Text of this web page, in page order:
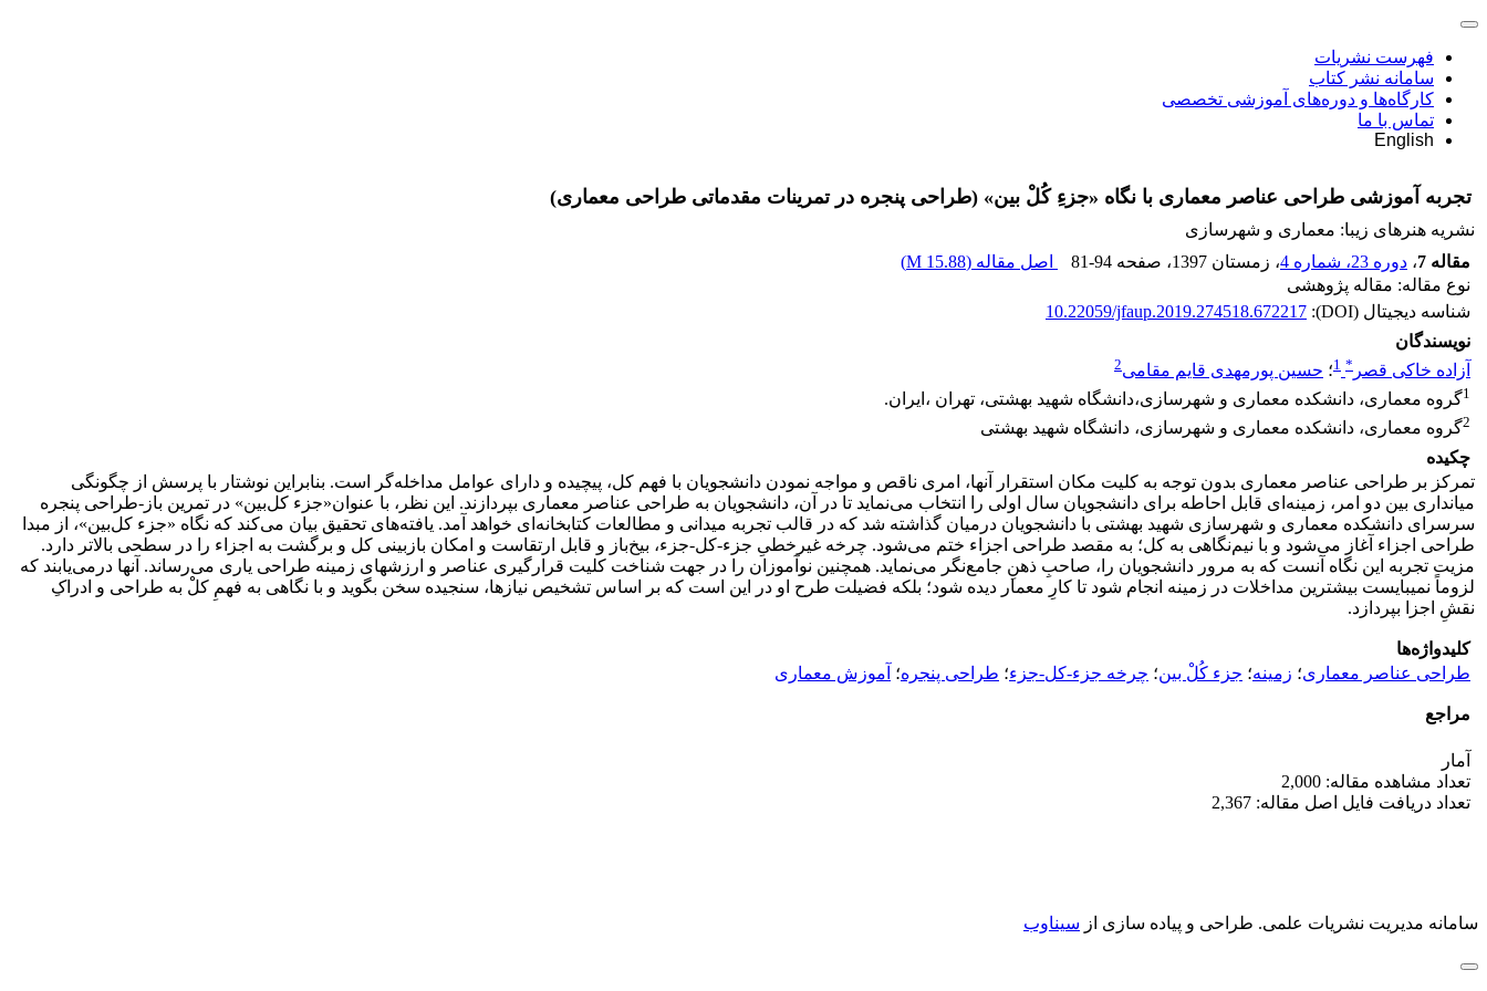
فهرست نشریات
سامانه نشر کتاب
کارگاه‌ها و دوره‌های آموزشی تخصصی
تماس با ما
English
تجربه آموزشی طراحی عناصر معماری با نگاه «جزءِ کُلْ بین» (طراحی پنجره در تمرینات مقدماتی طراحی معماری)
نشریه هنرهای زیبا: معماری و شهرسازی
مقاله 7
، دوره 23، شماره 4 ، زمستان 1397 ، صفحه 81-94 اصل مقاله (15.88 M
)
نوع مقاله: مقاله پژوهشی
شناسه دیجیتال (DOI):
10.22059/jfaup.2019.274518.672217
نویسندگان
آزاده خاکی قصر *
1؛ حسین پورمهدی قایم مقامی2
1گروه معماری، دانشکده معماری و شهرسازی،دانشگاه شهید بهشتی، تهران ،ایران.
2گروه معماری، دانشکده معماری و شهرسازی، دانشگاه شهید بهشتی
چکیده
تمرکز بر طراحی عناصر معماری بدون توجه به کلیت مکان استقرار آنها، امری ناقص و مواجه نمودن دانشجویان با فهم کل، پیچیده و دارای عوامل مداخله‌گر است. بنابراین نوشتار با پرسش از چگونگی
میانداری بین دو امر، زمینه‌ای قابل احاطه برای دانشجویان سال اولی را انتخاب می‌نماید تا در آن، دانشجویان به طراحی عناصر معماری بپردازند. این نظر، با عنوان«جزء کل‌بین» در تمرین باز-طراحی پنجره
سرسرای دانشکده معماری و شهرسازی شهید بهشتی با دانشجویان درمیان گذاشته شد که در قالب تجربه میدانی و مطالعات کتابخانه‌ای خواهد آمد. یافته‌های تحقیق بیان می‌کند که نگاه «جزء کل‌بین»، از مبدا
طراحی اجزاء آغاز می‌شود و با نیم‌نگاهی به کل؛ به مقصد طراحی اجزاء ختم می‌شود. چرخه غیرخطیِ جزء-کل-جزء، بیخ‌باز و قابل ارتقاست و امکان بازبینی کل و برگشت به اجزاء را در سطحی بالاتر دارد.
مزیت تجربه این نگاه آنست که به مرور دانشجویان را، صاحبِ ذهنِ جامع‌نگر می‌نماید. همچنین نوآموزان را در جهت شناخت کلیت قرارگیری عناصر و ارزش­های زمینه طراحی یاری می‌رساند. آنها درمی‌یابند که
لزوماً نمی­بایست بیشترین مداخلات در زمینه انجام شود تا کارِ معمار دیده شود؛ بلکه فضیلت طرح او در این است که بر اساس تشخیص نیازها، سنجیده سخن بگوید و با نگاهی به فهمِ کلْ به طراحی و ادراکِ
نقشِ اجزا بپردازد.
کلیدواژه‌ها
طراحی عناصر معماری؛ زمینه؛ جزء کُلْ بین؛ چرخه جزء-کل-جزء؛ طراحی پنجره؛ آموزش معماری
مراجع
آمار
تعداد مشاهده مقاله: 2,000
تعداد دریافت فایل اصل مقاله: 2,367
سامانه مدیریت نشریات علمی. طراحی و پیاده سازی از سیناوب